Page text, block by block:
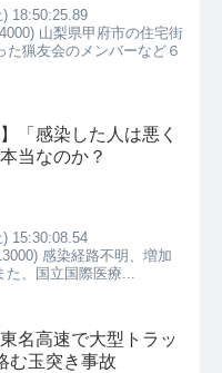
18:50:25.89
山梨県甲府市の住宅街
猟友会のメンバーなど６
】「感染した人は悪く
当なのか？
15:30:08.54
感染経路不明、増加
、国立国際医療...
東名高速で大型トラッ
む玉突き事故